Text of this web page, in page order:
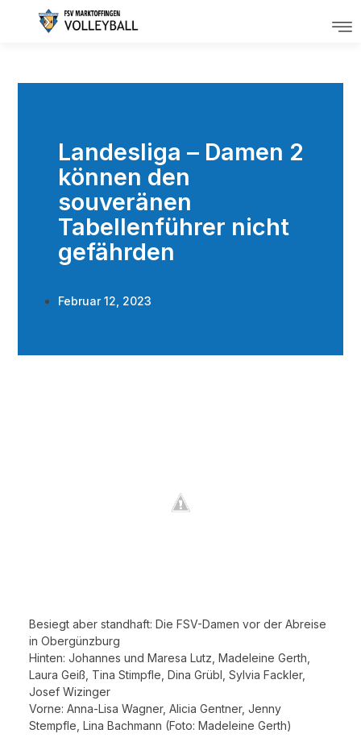
Landesliga – Damen 2
können den
souveränen
Tabellenführer nicht
gefährden
Februar 12, 2023
Besiegt aber standhaft: Die FSV-Damen vor der Abreise
in Obergünzburg
Hinten: Johannes und Maresa Lutz, Madeleine Gerth,
Laura Geiß, Tina Stimpfle, Dina Grübl, Sylvia Fackler,
Josef Wizinger
Vorne: Anna-Lisa Wagner, Alicia Gentner, Jenny
Stempfle, Lina Bachmann (Foto: Madeleine Gerth)